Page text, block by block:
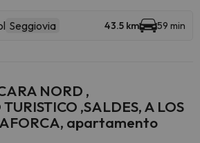
Seggiovia 43.5 km 59 min
NORD ,
,SALDES, A LOS
apartamento